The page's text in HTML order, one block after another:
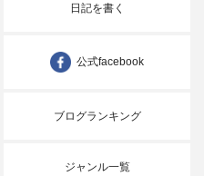
日記を書く
公式facebook
ブログランキング
ジャンル一覧